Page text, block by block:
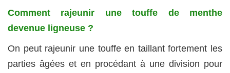
Comment rajeunir une touffe de menthe
devenue ligneuse ?
On peut rajeunir une touffe en taillant fortement les
parties âgées et en procédant à une division pour